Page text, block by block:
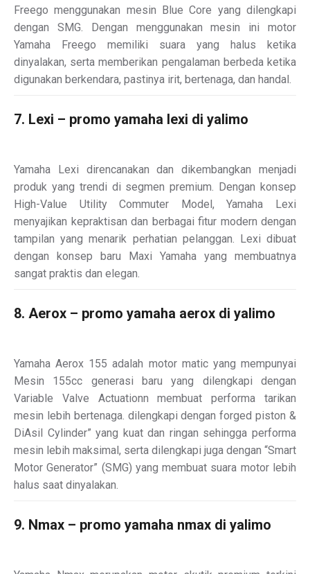
Freego menggunakan mesin Blue Core yang dilengkapi
dengan SMG. Dengan menggunakan mesin ini motor
Yamaha Freego memiliki suara yang halus ketika
dinyalakan, serta memberikan pengalaman berbeda ketika
digunakan berkendara, pastinya irit, bertenaga, dan handal.
7. Lexi – promo yamaha lexi di yalimo
Yamaha Lexi direncanakan dan dikembangkan menjadi
produk yang trendi di segmen premium. Dengan konsep
High-Value Utility Commuter Model, Yamaha Lexi
menyajikan kepraktisan dan berbagai fitur modern dengan
tampilan yang menarik perhatian pelanggan. Lexi dibuat
dengan konsep baru Maxi Yamaha yang membuatnya
sangat praktis dan elegan.
8. Aerox – promo yamaha aerox di yalimo
Yamaha Aerox 155 adalah motor matic yang mempunyai
Mesin 155cc generasi baru yang dilengkapi dengan
Variable Valve Actuationn membuat performa tarikan
mesin lebih bertenaga. dilengkapi dengan forged piston &
DiAsil Cylinder” yang kuat dan ringan sehingga performa
mesin lebih maksimal, serta dilengkapi juga dengan “Smart
Motor Generator” (SMG) yang membuat suara motor lebih
halus saat dinyalakan.
9. Nmax – promo yamaha nmax di yalimo